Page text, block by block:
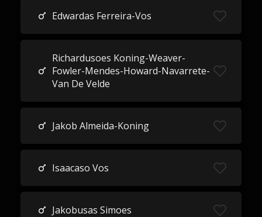
Edwardas Ferreira-Vos
Richardusoes Koning-Weaver-
Fowler-Mendes-Howard-Navarrete-
Van De Velde
Jakob Almeida-Koning
Isaacaso Vos
Jakobusas Simoes